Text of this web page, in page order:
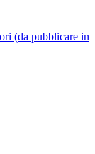
(da pubblicare in